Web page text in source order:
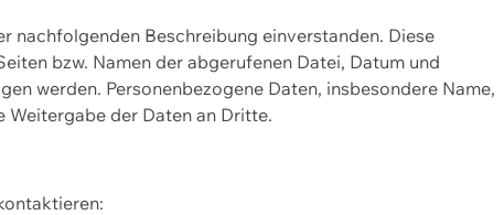
nachfolgenden Beschreibung einverstanden. Diese
bzw. Namen der abgerufenen Datei, Datum und
werden. Personenbezogene Daten, insbesondere Name,
Weitergabe der Daten an Dritte.